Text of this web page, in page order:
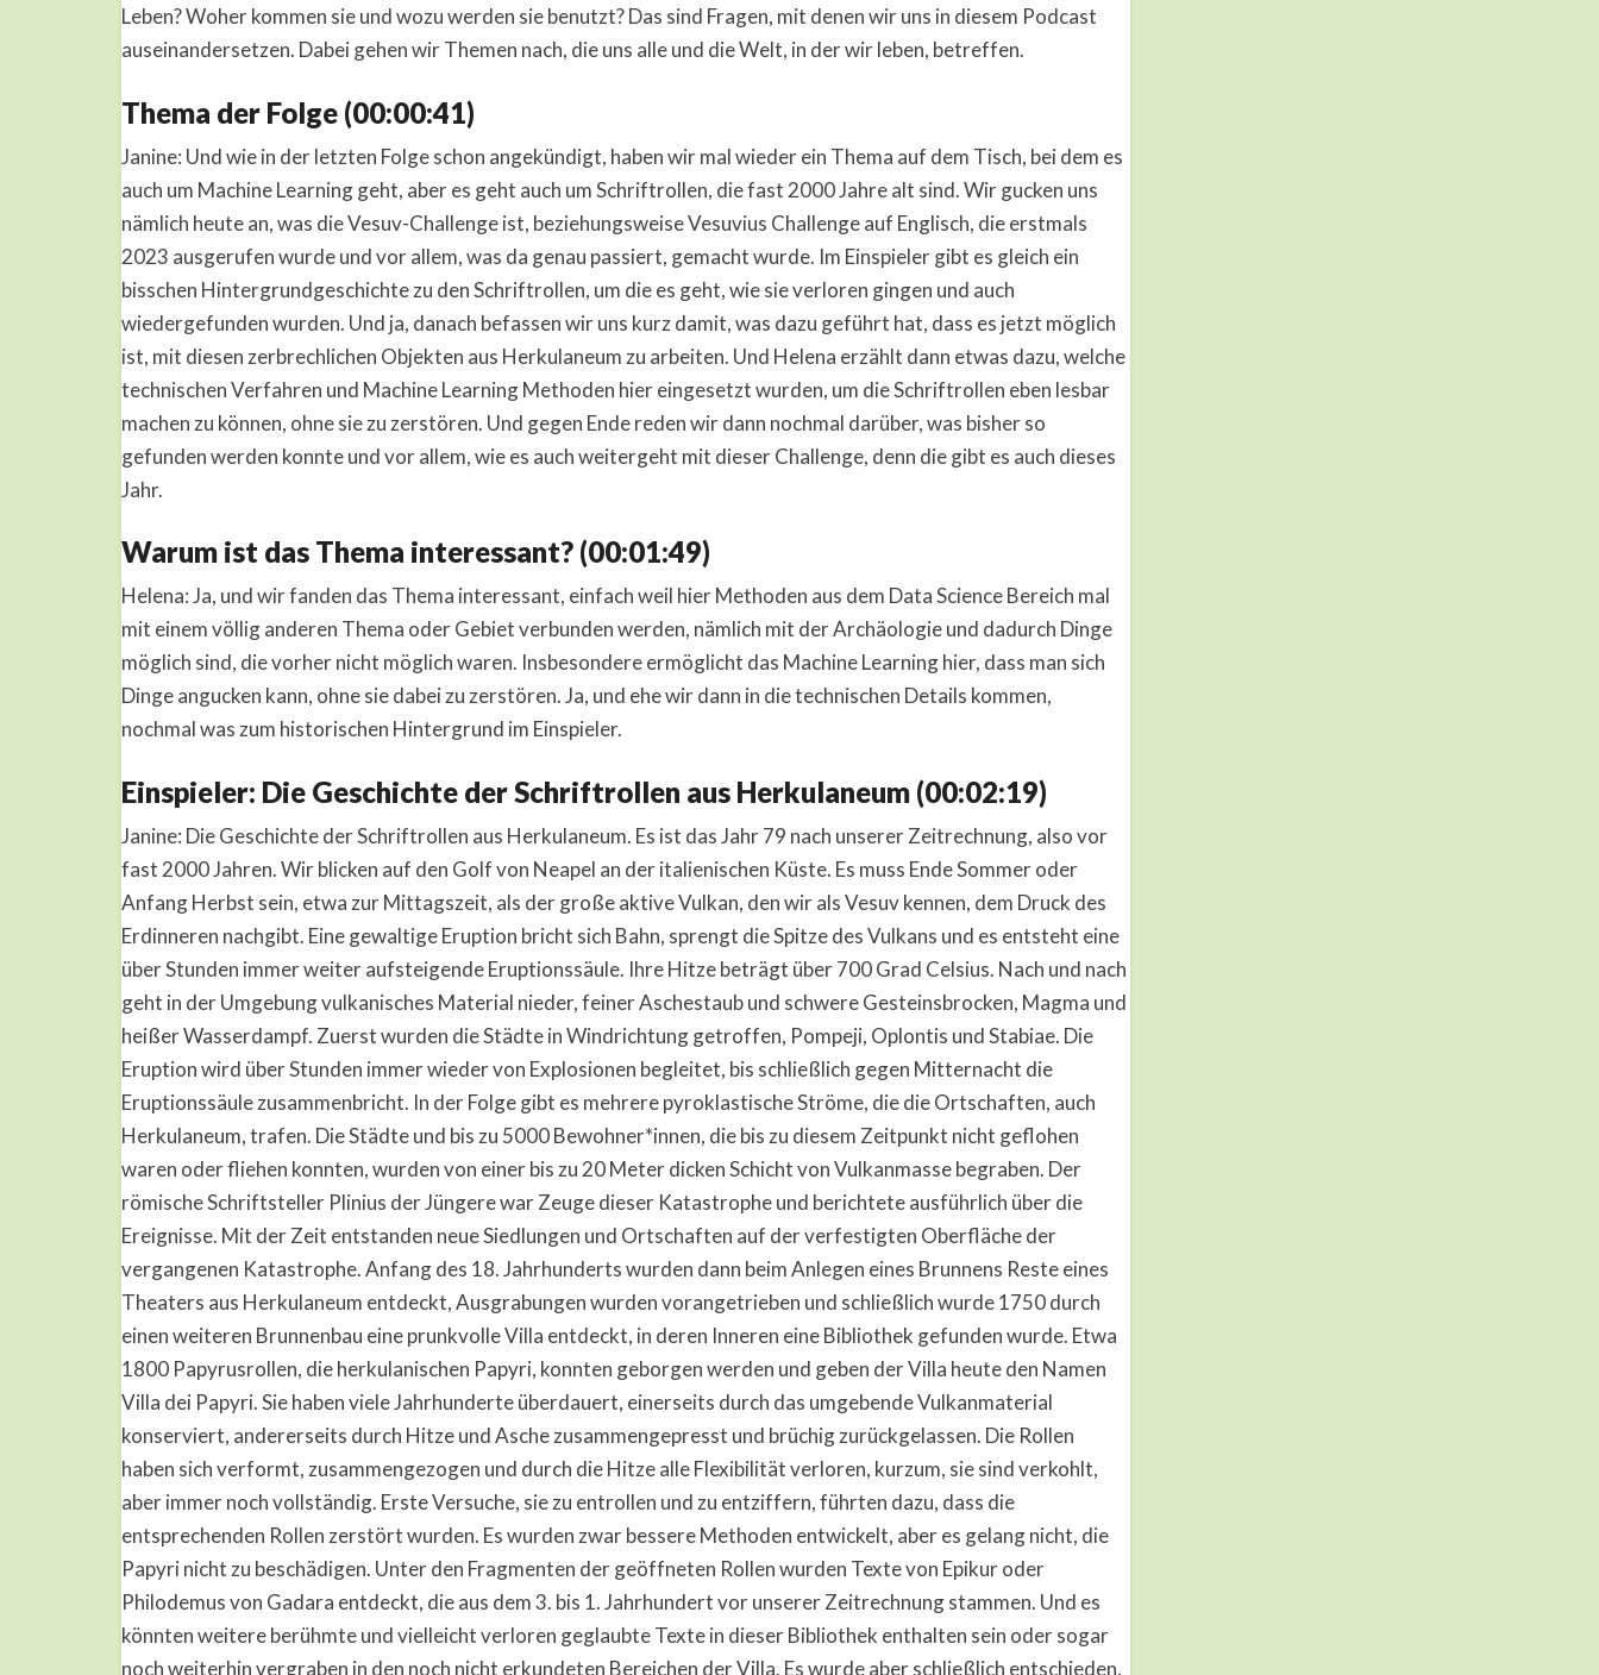
Leben? Woher kommen sie und wozu werden sie benutzt? Das sind Fragen, mit denen wir uns in diesem Podcast
auseinandersetzen. Dabei gehen wir Themen nach, die uns alle und die Welt, in der wir leben, betreffen.
Thema der Folge (00:00:41)
Janine: Und wie in der letzten Folge schon angekündigt, haben wir mal wieder ein Thema auf dem Tisch, bei dem es
auch um Machine Learning geht, aber es geht auch um Schriftrollen, die fast 2000 Jahre alt sind. Wir gucken uns
nämlich heute an, was die Vesuv-Challenge ist, beziehungsweise Vesuvius Challenge auf Englisch, die erstmals
2023 ausgerufen wurde und vor allem, was da genau passiert, gemacht wurde. Im Einspieler gibt es gleich ein
bisschen Hintergrundgeschichte zu den Schriftrollen, um die es geht, wie sie verloren gingen und auch
wiedergefunden wurden. Und ja, danach befassen wir uns kurz damit, was dazu geführt hat, dass es jetzt möglich
ist, mit diesen zerbrechlichen Objekten aus Herkulaneum zu arbeiten. Und Helena erzählt dann etwas dazu, welche
technischen Verfahren und Machine Learning Methoden hier eingesetzt wurden, um die Schriftrollen eben lesbar
machen zu können, ohne sie zu zerstören. Und gegen Ende reden wir dann nochmal darüber, was bisher so
gefunden werden konnte und vor allem, wie es auch weitergeht mit dieser Challenge, denn die gibt es auch dieses
Jahr.
Warum ist das Thema interessant? (00:01:49)
Helena: Ja, und wir fanden das Thema interessant, einfach weil hier Methoden aus dem Data Science Bereich mal
mit einem völlig anderen Thema oder Gebiet verbunden werden, nämlich mit der Archäologie und dadurch Dinge
möglich sind, die vorher nicht möglich waren. Insbesondere ermöglicht das Machine Learning hier, dass man sich
Dinge angucken kann, ohne sie dabei zu zerstören. Ja, und ehe wir dann in die technischen Details kommen,
nochmal was zum historischen Hintergrund im Einspieler.
Einspieler: Die Geschichte der Schriftrollen aus Herkulaneum (00:02:19)
Janine: Die Geschichte der Schriftrollen aus Herkulaneum. Es ist das Jahr 79 nach unserer Zeitrechnung, also vor
fast 2000 Jahren. Wir blicken auf den Golf von Neapel an der italienischen Küste. Es muss Ende Sommer oder
Anfang Herbst sein, etwa zur Mittagszeit, als der große aktive Vulkan, den wir als Vesuv kennen, dem Druck des
Erdinneren nachgibt. Eine gewaltige Eruption bricht sich Bahn, sprengt die Spitze des Vulkans und es entsteht eine
über Stunden immer weiter aufsteigende Eruptionssäule. Ihre Hitze beträgt über 700 Grad Celsius. Nach und nach
geht in der Umgebung vulkanisches Material nieder, feiner Aschestaub und schwere Gesteinsbrocken, Magma und
heißer Wasserdampf. Zuerst wurden die Städte in Windrichtung getroffen, Pompeji, Oplontis und Stabiae. Die
Eruption wird über Stunden immer wieder von Explosionen begleitet, bis schließlich gegen Mitternacht die
Eruptionssäule zusammenbricht. In der Folge gibt es mehrere pyroklastische Ströme, die die Ortschaften, auch
Herkulaneum, trafen. Die Städte und bis zu 5000 Bewohner*innen, die bis zu diesem Zeitpunkt nicht geflohen
waren oder fliehen konnten, wurden von einer bis zu 20 Meter dicken Schicht von Vulkanmasse begraben. Der
römische Schriftsteller Plinius der Jüngere war Zeuge dieser Katastrophe und berichtete ausführlich über die
Ereignisse. Mit der Zeit entstanden neue Siedlungen und Ortschaften auf der verfestigten Oberfläche der
vergangenen Katastrophe. Anfang des 18. Jahrhunderts wurden dann beim Anlegen eines Brunnens Reste eines
Theaters aus Herkulaneum entdeckt, Ausgrabungen wurden vorangetrieben und schließlich wurde 1750 durch
einen weiteren Brunnenbau eine prunkvolle Villa entdeckt, in deren Inneren eine Bibliothek gefunden wurde. Etwa
1800 Papyrusrollen, die herkulanischen Papyri, konnten geborgen werden und geben der Villa heute den Namen
Villa dei Papyri. Sie haben viele Jahrhunderte überdauert, einerseits durch das umgebende Vulkanmaterial
konserviert, andererseits durch Hitze und Asche zusammengepresst und brüchig zurückgelassen. Die Rollen
haben sich verformt, zusammengezogen und durch die Hitze alle Flexibilität verloren, kurzum, sie sind verkohlt,
aber immer noch vollständig. Erste Versuche, sie zu entrollen und zu entziffern, führten dazu, dass die
entsprechenden Rollen zerstört wurden. Es wurden zwar bessere Methoden entwickelt, aber es gelang nicht, die
Papyri nicht zu beschädigen. Unter den Fragmenten der geöffneten Rollen wurden Texte von Epikur oder
Philodemus von Gadara entdeckt, die aus dem 3. bis 1. Jahrhundert vor unserer Zeitrechnung stammen. Und es
könnten weitere berühmte und vielleicht verloren geglaubte Texte in dieser Bibliothek enthalten sein oder sogar
noch weiterhin vergraben in den noch nicht erkundeten Bereichen der Villa. Es wurde aber schließlich entschieden,